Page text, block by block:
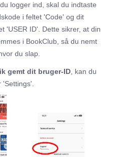
logger ind, skal du indtaste
i feltet 'Code' og dit
'USER ID'. Dette sikrer, at din
i BookClub, så du nemt
du slap.
gemt dit bruger-ID , kan du